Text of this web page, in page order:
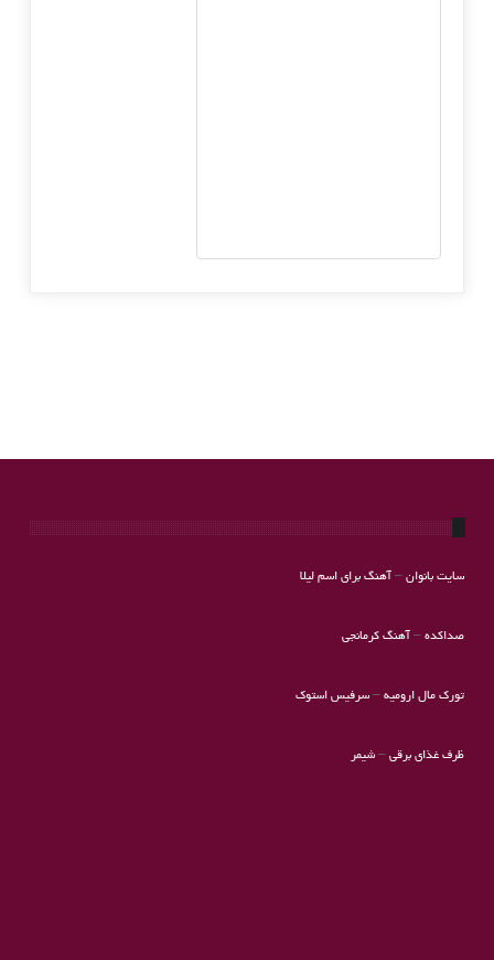
سایت بانوان– آهنگ برای اسم لیلا
صداکده– آهنگ کرمانجی
تورک مال ارومیه–سرفیس استوک
ظرف غذای برقی– شیمر